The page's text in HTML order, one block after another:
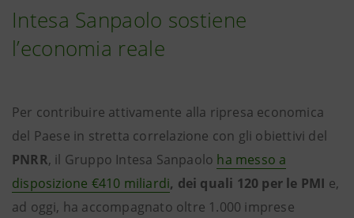
Intesa Sanpaolo sostiene
l’economia reale
Per contribuire attivamente alla ripresa economica
del Paese in stretta correlazione con gli obiettivi del
PNRR, il Gruppo Intesa Sanpaolo ha messo a
disposizione €410 miliardi, dei quali 120 per le PMI e,
ad oggi, ha accompagnato oltre 1.000 imprese